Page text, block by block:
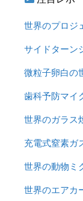
世界のプロジ
サイドターン
微粒子卵白
歯科予防マイ
世界のガラス
充電式窒素
世界の動物ミ
世界のエア